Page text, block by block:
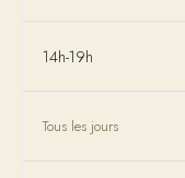
14h-19h
Tous les jours